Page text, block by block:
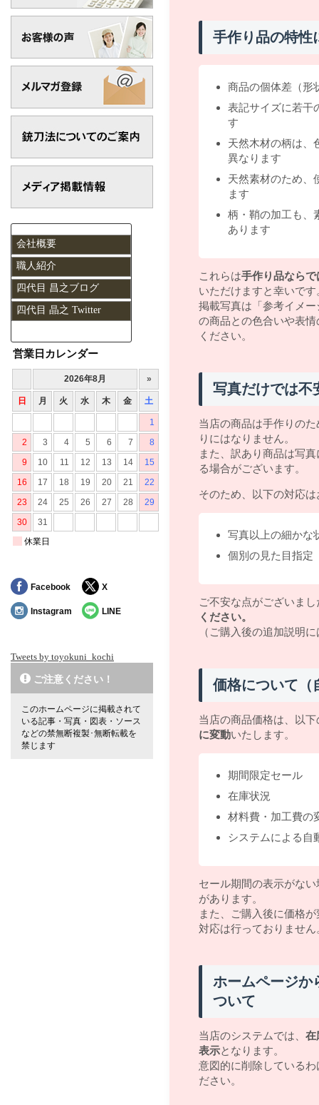
手作り品の特性
商品の個体差（形
表記サイズに若干
す
天然木材の柄は、
異なります
天然素材のため、
ます
柄・鞘の加工も、
あります
これらは手作り品なら
いただけますと幸いです
掲載写真は「参考イメ
の商品との色合いや表
ください。
写真だけでは不
当店の商品は手作りの
りにはなりません。
また、訳あり商品は写
る場合がございます。
そのため、以下の対応
写真以上の細かな
個別の見た目指定
ご不安な点がございまし
ください。
（ご購入後の追加説明
価格について（
当店の商品価格は、以
に変動いたします。
期間限定セール
在庫状況
材料費・加工費の
システムによる自
セール期間の表示がな
があります。
また、ご購入後に価格
対応は行っておりません
ホームページか
ついて
当店のシステムでは、 在
表示となります。
意図的に削除している
ださい。
会社概要
職人紹介
四代目 昌之ブログ
四代目 晶之 Twitter
営業日カレンダー
Facebook X
Instagram LINE
Tweets by toyokuni_kochi
ご注意ください！
このホームページに掲載されて
いる記事・写真・図表・ソース
などの禁無断複製･無断転載を
禁じます